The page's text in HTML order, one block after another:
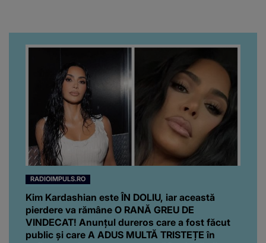
RADIOIMPULS.RO
Kim Kardashian este ÎN DOLIU, iar această
pierdere va rămâne O RANĂ GREU DE
VINDECAT! Anunțul dureros care a fost făcut
public și care A ADUS MULTĂ TRISTEȚE în